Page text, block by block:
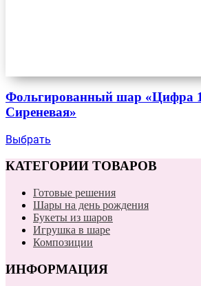
Фольгированный шар «Цифра
Сиреневая»
Выбрать
КАТЕГОРИИ ТОВАРОВ
Готовые решения
Шары на день рождения
Букеты из шаров
Игрушка в шаре
Композиции
ИНФОРМАЦИЯ